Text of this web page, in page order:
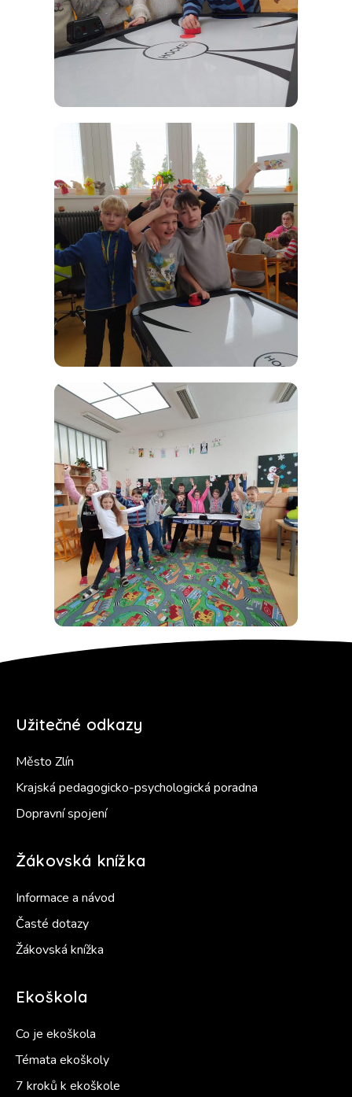
Užitečné odkazy
Město Zlín
Krajská pedagogicko-psychologická poradna
Dopravní spojení
Žákovská knížka
Informace a návod
Časté dotazy
Žákovská knížka
Ekoškola
Co je ekoškola
Témata ekoškoly
7 kroků k ekoškole